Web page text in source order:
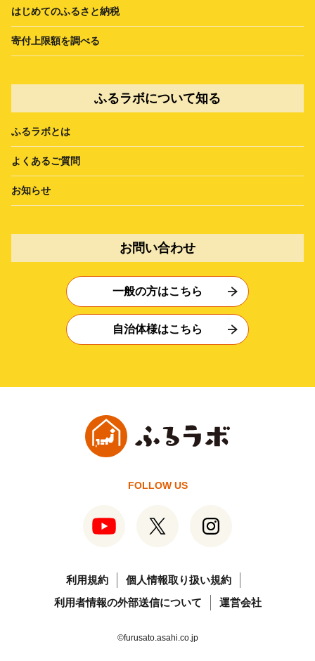
はじめてのふるさと納税
寄付上限額を調べる
ふるラボについて知る
ふるラボとは
よくあるご質問
お知らせ
お問い合わせ
一般の方はこちら
自治体様はこちら
FOLLOW US
利用規約
個人情報取り扱い規約
利用者情報の外部送信について
運営会社
©furusato.asahi.co.jp